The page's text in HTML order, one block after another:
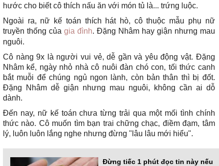
hước cho biết cô thích nấu ăn với món tủ là... trứng luộc.
Ngoài ra, nữ kế toán thích hát hò, cô thuộc mẫu phụ nữ
truyền thống của gia đình. Đặng Nhâm hay giận nhưng mau
nguôi.
Cô nàng 9x là người vui vẻ, dễ gần và yêu động vật. Đặng
Nhâm kể, ngày nhỏ nhà cô nuôi đàn chó con, tối thức canh
bắt muỗi để chúng ngủ ngon lành, còn bản thân thì bị đốt.
Đặng Nhâm dễ giận nhưng mau nguôi, không cần ai dỗ
dành.
Đến nay, nữ kế toán chưa từng trải qua một mối tình chính
thức nào. Cô muốn tìm bạn trai chững chạc, điềm đạm, tâm
lý, luôn luôn lắng nghe nhưng đừng "lâu lâu mới hiểu".
Đừng tiếc 1 phút đọc tin này nếu